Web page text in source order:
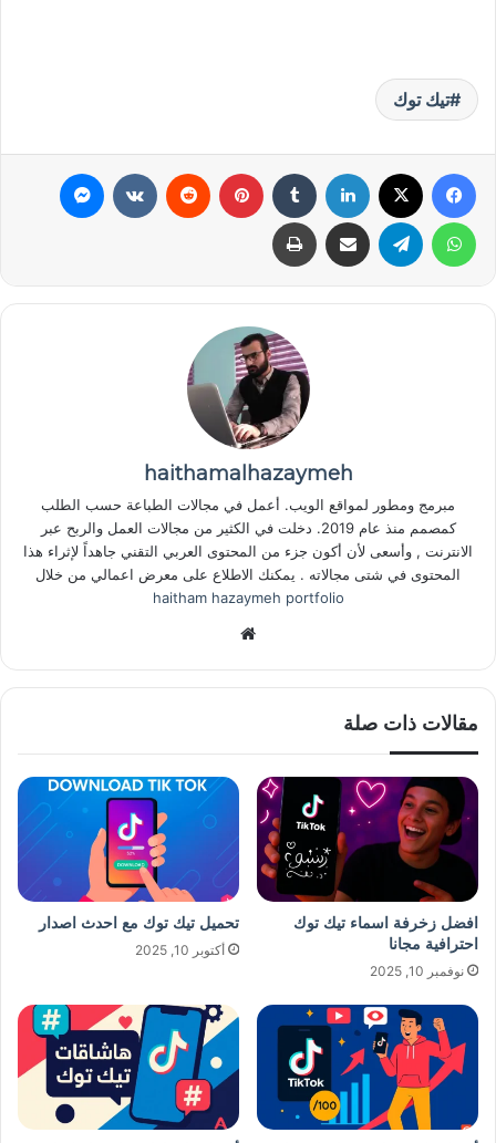
تيك توك
haithamalhazaymeh
مبرمج ومطور لمواقع الويب. أعمل في مجالات الطباعة حسب الطلب
كمصمم منذ عام 2019. دخلت في الكثير من مجالات العمل والربح عبر
الانترنت , وأسعى لأن أكون جزء من المحتوى العربي التقني جاهداً لإثراء هذا
المحتوى في شتى مجالاته . يمكنك الاطلاع على معرض اعمالي من خلال
haitham hazaymeh portfolio
الوي
مقالات ذات صلة
افضل زخرفة اسماء تيك توك
احترافية مجانا
نوفمبر 10, 2025
تحميل تيك توك مع احدث اصدار
أكتوبر 10, 2025